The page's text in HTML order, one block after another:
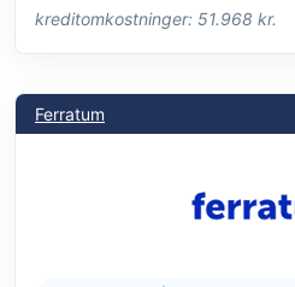
kreditomkostninger: 51.968 kr.
Ferratum